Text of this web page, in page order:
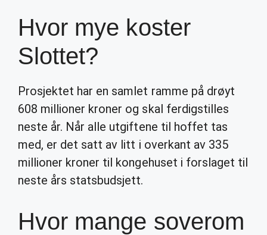
Hvor mye koster
Slottet?
Prosjektet har en samlet ramme på drøyt
608 millioner kroner og skal ferdigstilles
neste år. Når alle utgiftene til hoffet tas
med, er det satt av litt i overkant av 335
millioner kroner til kongehuset i forslaget til
neste års statsbudsjett.
Hvor mange soverom